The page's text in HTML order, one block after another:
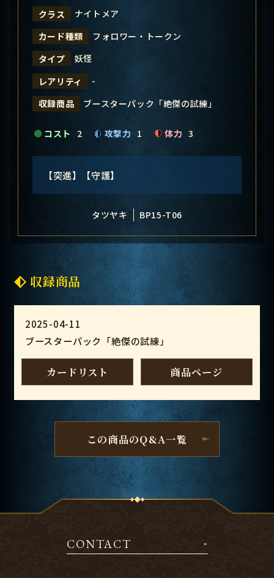
クラス
ナイトメア
カード種類
フォロワー・トークン
タイプ
妖怪
レアリティ
-
収録商品
ブースターパック「絶傑の試練」
コスト 2 攻撃力 1 体力 3
【突進】【守護】
タツヤキ BP15-T06
収録商品
2025-04-11
ブースターパック「絶傑の試練」
カードリスト 商品ページ
この商品のQ&A一覧
CONTACT